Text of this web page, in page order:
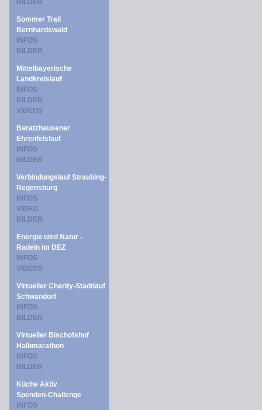
BILDER
Sommer Trail
Bernhardswald
INFOS
BILDER
Mittelbayerische
Landkreislauf
INFOS
BILDER
VIDEOS
Beratzhausener
Ehrenfelslauf
INFOS
BILDER
Verbindungslauf Straubing-
Regensburg
INFOS
VIDEO
BILDER
Energie wird Natur -
Radeln im DEZ
INFOS
VIDEOS
Virtueller Charity-Stadtlauf
Schwandorf
INFOS
BILDER
Virtueller Bischofshof
Halbmarathon
INFOS
BILDER
Küche Aktiv
Spenden-Challenge
INFOS